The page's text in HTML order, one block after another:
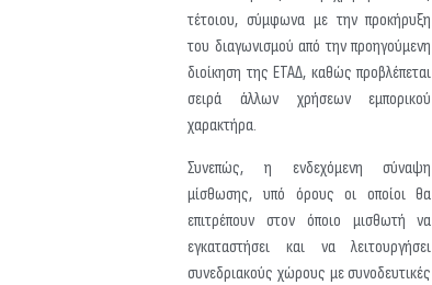
τέτοιου, σύμφωνα με την προκήρυξη
του διαγωνισμού από την προηγούμενη
διοίκηση της ΕΤΑΔ, καθώς προβλέπεται
σειρά άλλων χρήσεων εμπορικού
χαρακτήρα.
Συνεπώς, η ενδεχόμενη σύναψη
μίσθωσης, υπό όρους οι οποίοι θα
επιτρέπουν στον όποιο μισθωτή να
εγκαταστήσει και να λειτουργήσει
συνεδριακούς χώρους με συνοδευτικές